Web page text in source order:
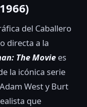
del Caballero
directa a la
The Movie es
la icónica serie
West y Burt
que